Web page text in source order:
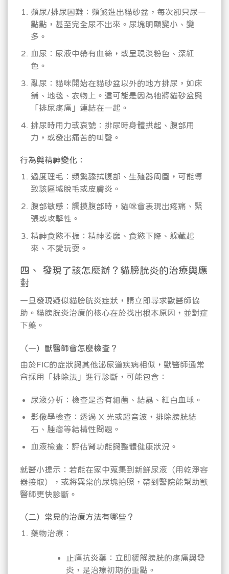
頻尿/排尿困難：頻繁進出貓砂盆，每次卻只尿一
點點，甚至完全尿不出來。尿塊明顯變小、變
多。
血尿：尿液中帶有血絲，或呈現淡粉色、深紅
色。
亂尿：貓咪開始在貓砂盆以外的地方排尿，如床
鋪、地毯、衣物上。這可能是因為牠將貓砂盆與
「排尿疼痛」連結在一起。
排尿時用力或哀號：排尿時身體拱起、腹部用
力，或發出痛苦的叫聲。
行為與精神變化：
過度理毛：頻繁舔拭腹部、生殖器周圍，可能導
致該區域脫毛或皮膚炎。
腹部敏感：觸摸腹部時，貓咪會表現出疼痛、緊
張或攻擊性。
精神食慾不振：精神萎靡、食慾下降、躲藏起
來、不愛玩耍。
四、 發現了該怎麼辦？貓膀胱炎的治療與應
對
一旦發現疑似貓膀胱炎症狀，請立即尋求獸醫師協
助。貓膀胱炎治療的核心在於找出根本原因，並對症
下藥。
（一）獸醫師會怎麼檢查？
由於FIC的症狀與其他泌尿道疾病相似，獸醫師通常
會採用「排除法」進行診斷，可能包含：
尿液分析：檢查是否有細菌、結晶、紅白血球。
影像學檢查：透過 X 光或超音波，排除膀胱結
石、腫瘤等結構性問題。
血液檢查：評估腎功能與整體健康狀況。
就醫小提示：若能在家中蒐集到新鮮尿液（用乾淨容
器接取），或將異常的尿塊拍照，帶到醫院能幫助獸
醫師更快診斷。
（二）常見的治療方法有哪些？
藥物治療：
止痛抗炎藥：立即緩解膀胱的疼痛與發
炎，是治療初期的重點。